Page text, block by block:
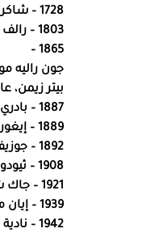
1728 – شاكر بن مصطفى العمري، فقيه حنفي وصوفي وشاعر سوري عثماني.
1803 – رالف والدو إمرسون، فيلسوف أمريكي.
1865 –
جون راليه
بيتر زيمن،
1887 – بادري بيو، قديس إيطالي.
1889 – إيغور سيكورسكي، رائد من رواد صناعة الطيران أمريكي من أصل روسي.
1892 – جوزيف بروز تيتو، رئيس يوغوسلافيا.
1908 – ثيودور رويثك، شاعر أمريكي.
1921 – جاك شتاينبرجر، عالم فيزياء أمريكي / ألماني حاصل على جائزة نوبل في الفيزياء عام 1988.
1939 – إيان ماكيلين، ممثل إنجليزي.
1942 – نادية شمس الدين، ممثلة مصرية.